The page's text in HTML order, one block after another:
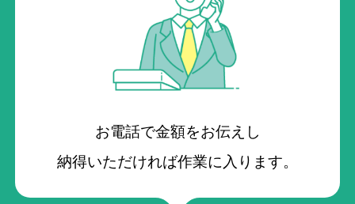
お電話で金額をお伝えし
納得いただければ作業に入ります。